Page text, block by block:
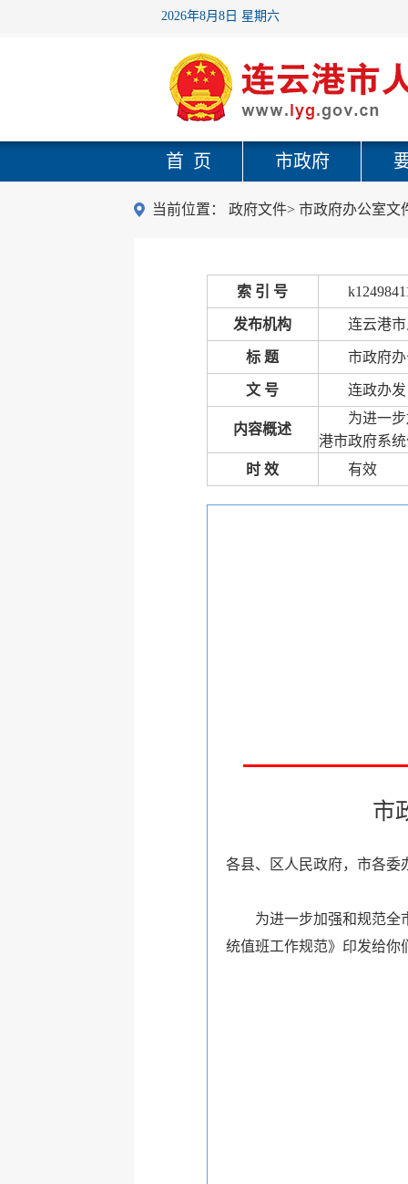
2026年8月8日 星期六
首 页 市政府
当前位置： 政府文件> 市政府办公室文
索 引 号
发布机构 连云港
标 题 市政府
文 号 连政办发
内容概述
为进一
港市政府系
时 效
有效
市
各县、区人民政府，市各委
为进一步加强和规范全市
统值班工作规范》印发给你